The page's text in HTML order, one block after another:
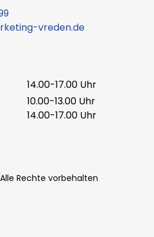
vreden.de
14.00-17.00 Uhr
10.00-13.00 Uhr
14.00-17.00 Uhr
Rechte vorbehalten